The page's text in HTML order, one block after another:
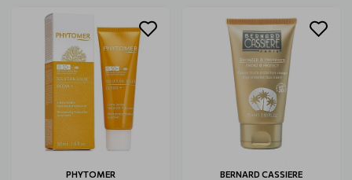
PHYTOMER BERNARD CASSIERE